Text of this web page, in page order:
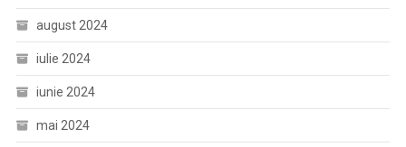
august 2024
iulie 2024
iunie 2024
mai 2024